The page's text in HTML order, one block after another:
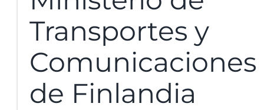
Transportes y
Comunicaciones
de Finlandia